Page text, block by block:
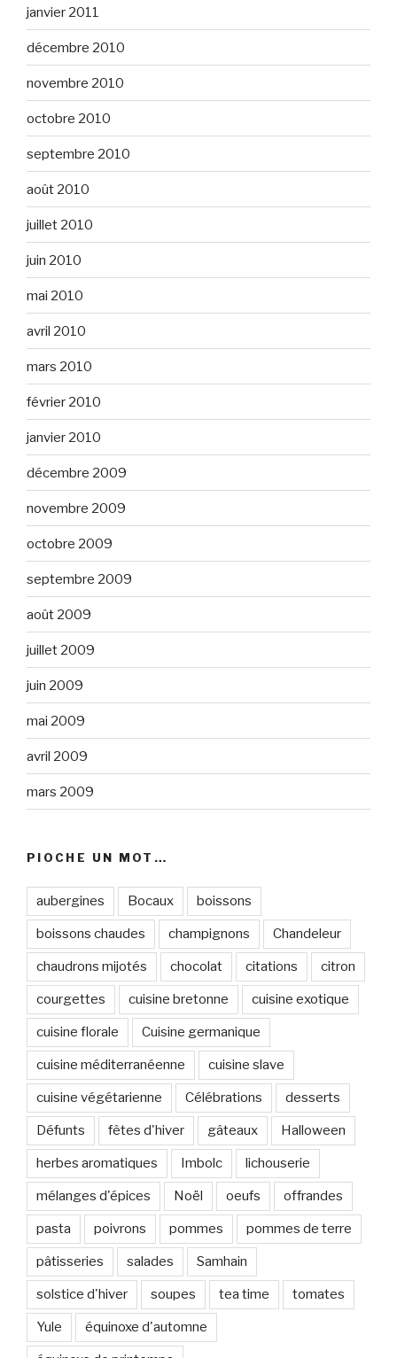
janvier 2011
décembre 2010
novembre 2010
octobre 2010
septembre 2010
août 2010
juillet 2010
juin 2010
mai 2010
avril 2010
mars 2010
février 2010
janvier 2010
décembre 2009
novembre 2009
octobre 2009
septembre 2009
août 2009
juillet 2009
juin 2009
mai 2009
avril 2009
mars 2009
PIOCHE UN MOT…
aubergines Bocaux boissons
boissons chaudes champignons Chandeleur
chaudrons mijotés chocolat citations citron
courgettes cuisine bretonne cuisine exotique
cuisine florale Cuisine germanique
cuisine méditerranéenne cuisine slave
cuisine végétarienne Célébrations desserts
Défunts fêtes d'hiver gâteaux Halloween
herbes aromatiques Imbolc lichouserie
mélanges d'épices Noël oeufs offrandes
pasta poivrons pommes pommes de terre
pâtisseries salades Samhain
solstice d'hiver soupes tea time tomates
Yule équinoxe d'automne